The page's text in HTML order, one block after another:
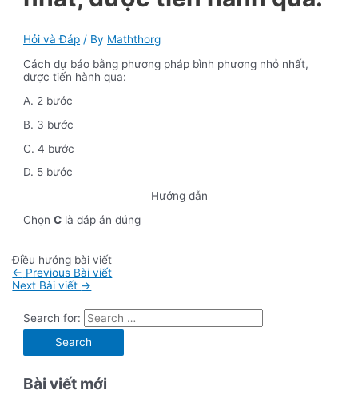
Hỏi và Đáp / By Maththorg
Cách dự báo bằng phương pháp bình phương nhỏ nhất,
được tiến hành qua:
A. 2 bước
B. 3 bước
C. 4 bước
D. 5 bước
Hướng dẫn
ChọnC là đáp án đúng
Điều hướng bài viết
← Previous Bài viết
Next Bài viết →
Search for:
Bài viết mới